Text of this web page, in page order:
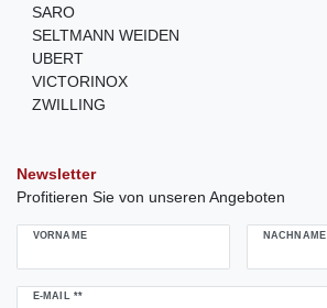
SARO
SELTMANN WEIDEN
UBERT
VICTORINOX
ZWILLING
Newsletter
Profitieren Sie von unseren Angeboten
VORNAME NACHNAME
E-MAIL **
Newsletter